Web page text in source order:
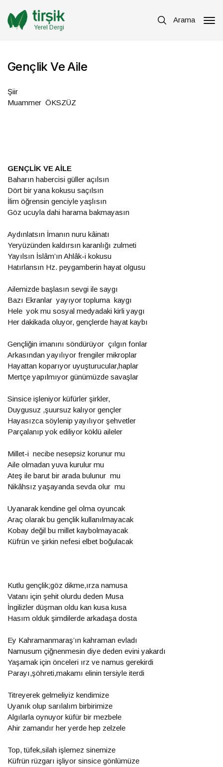
Yerel Dergi
Arama
Gençlik Ve Aile
Şiir
Muammer ÖKSZÜZ
GENÇLİK VE AİLE
Baharın habercisi güller açılsın
Dört bir yana kokusu saçılsın
İlim öğrensin genciyle yaşlısın
Göz ucuyla dahi harama bakmayasın
Aydınlatsın İmanın nuru kâinatı
Yeryüzünden kaldırsın karanlığı zulmeti
Yayılsın İslâm’ın Ahlâk-i kokusu
Hatırlansın Hz. peygamberin hayat olgusu
Ailemizde başlasın sevgi ile saygı
Bazı Ekranlar yayıyor topluma kaygı
Hele yok mu sosyal medyadaki kirli yaygı
Her dakikada oluyor, gençlerde hayat kaybı
Gençliğin imanını söndürüyor çılgın fonlar
Arkasından yayılıyor frengiler mikroplar
Hayattan koparıyor uyuşturucular,haplar
Mertçe yapılmıyor günümüzde savaşlar
Sinsice işleniyor küfürler şirkler,
Duygusuz ,şuursuz kalıyor gençler
Hayasızca söylenip yayılıyor şehvetler
Parçalanıp yok ediliyor köklü aileler
Millet-i necibe nesepsiz korunur mu
Aile olmadan yuva kurulur mu
Ateş ile barut bir arada bulunur mu
Nikâhsız yaşayanda sevda olur mu
Uyanarak kendine gel olma oyuncak
Araç olarak bu gençlik kullanılmayacak
Kobay değil bu millet kaybolmayacak
Küfrün ve şirkin nefesi elbet boğulacak
Kutlu gençlik;göz dikme,ırza namusa
Vatanı için şehit olurdu deden Musa
İngilizler düşman oldu kan kusa kusa
Hasım olduk şimdilerde arkadaşa dosta
Ey Kahramanmaraş’ın kahraman evladı
Namusum çiğnenmesin diye deden evini yakardı
Yaşamak için önceleri ırz ve namus gerekirdi
Parayı,şöhreti,makamı elinin tersiyle iterdi
Titreyerek gelmeliyiz kendimize
Uyanık olup sarılalım birbirimize
Algılarla oynuyor küfür bir mezbele
Ahir zamandır her yerde hep zelzele
Top, tüfek,silah işlemez sinemize
Küfrün rüzgarı işliyor sinsice gönlümüze